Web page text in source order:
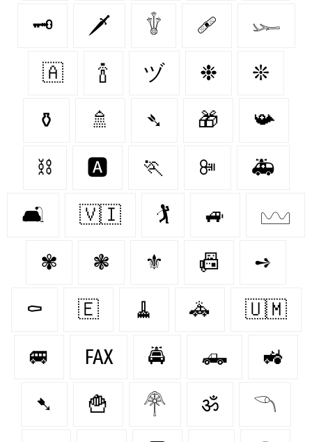
🗝 🗡️ 𓇚 🩹 𓆱
🇦‌ 🍾 ヅ ❉ ❊
⚱️ 🚿 ➴ 🎁 📯
⛓️ 🅰️ 🏃‍‍ ꔼ 🚑
🛋 🇻🇮 🏌 🚙 𓈉
✾ ❃ ⚜️ 📠 ➺
⚰️ 🇪‌ 🧹 🚓 🇺🇲
🚐 ℻ 🚔 🛻 🚜
➷ 🍟 𓋇 ॐ 𓆹